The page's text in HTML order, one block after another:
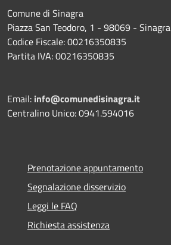
Comune di Sinagra
Piazza San Teodoro, 1 - 98069 - Sinagra
Codice Fiscale: 00216350835
Partita IVA: 00216350835
Email: info@comunedisinagra.it
Centralino Unico: 0941.594016
Prenotazione appuntamento
Segnalazione disservizio
Leggi le FAQ
Richiesta assistenza